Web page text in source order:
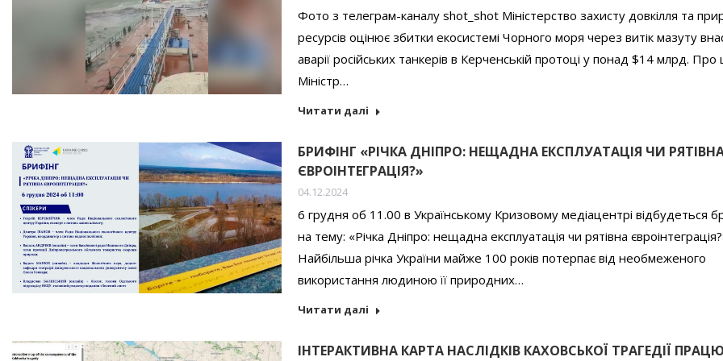
Фото з телеграм-каналу shot_shot Міністерство захисту довкілля та
ресурсів оцінює збитки екосистемі Чорного моря через витік мазуту
аварії російських танкерів в Керченській протоці у понад $14 млрд. Про
Міністр…
Читати далі
БРИФІНГ «РІЧКА ДНІПРО: НЕЩАДНА ЕКСПЛУАТАЦІЯ ЧИ
ЄВРОІНТЕГРАЦІЯ?»
04.12.2024
6 грудня об 11.00 в Українському Кризовому медіацентрі відбудеться
на тему: «Річка Дніпро: нещадна експлуатація чи рятівна
Найбільша річка України майже 100 років потерпає від необмеженого
використання людиною її природних…
Читати далі
ІНТЕРАКТИВНА КАРТА НАСЛІДКІВ КАХОВСЬКОЇ ТРАГЕДІЇ